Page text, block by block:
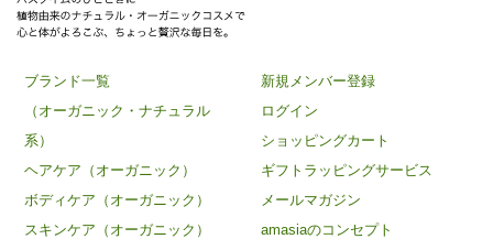
ブランド一覧
（オーガニック・ナチュラル
系）
ヘアケア（オーガニック）
ボディケア（オーガニック）
スキンケア（オーガニック）
新規メンバー登録
ログイン
ショッピングカート
ギフトラッピングサービス
メールマガジン
amasiaのコンセプト